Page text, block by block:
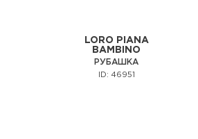
LORO PIANA
BAMBINO
РУБАШКА
ID: 46951